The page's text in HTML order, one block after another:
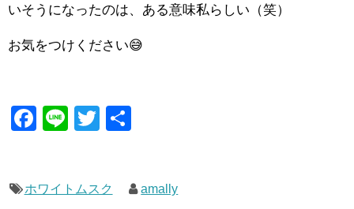
いそうになったのは、ある意味私らしい（笑）
お気をつけください😅
F
e
Li
T
er
ホワイトムスク amally